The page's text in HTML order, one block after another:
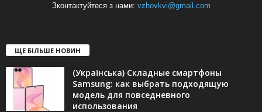
Зконтактуйтеся з нами: vzhovkvi@gmail.com
ЩЕ БІЛЬШЕ НОВИН
(Українська) Складные смартфоны
Samsung: как выбрать подходящую
модель для повседневного
использования